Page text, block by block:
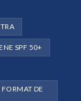
SPF 50+
DE